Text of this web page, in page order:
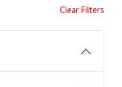
Clear Filters